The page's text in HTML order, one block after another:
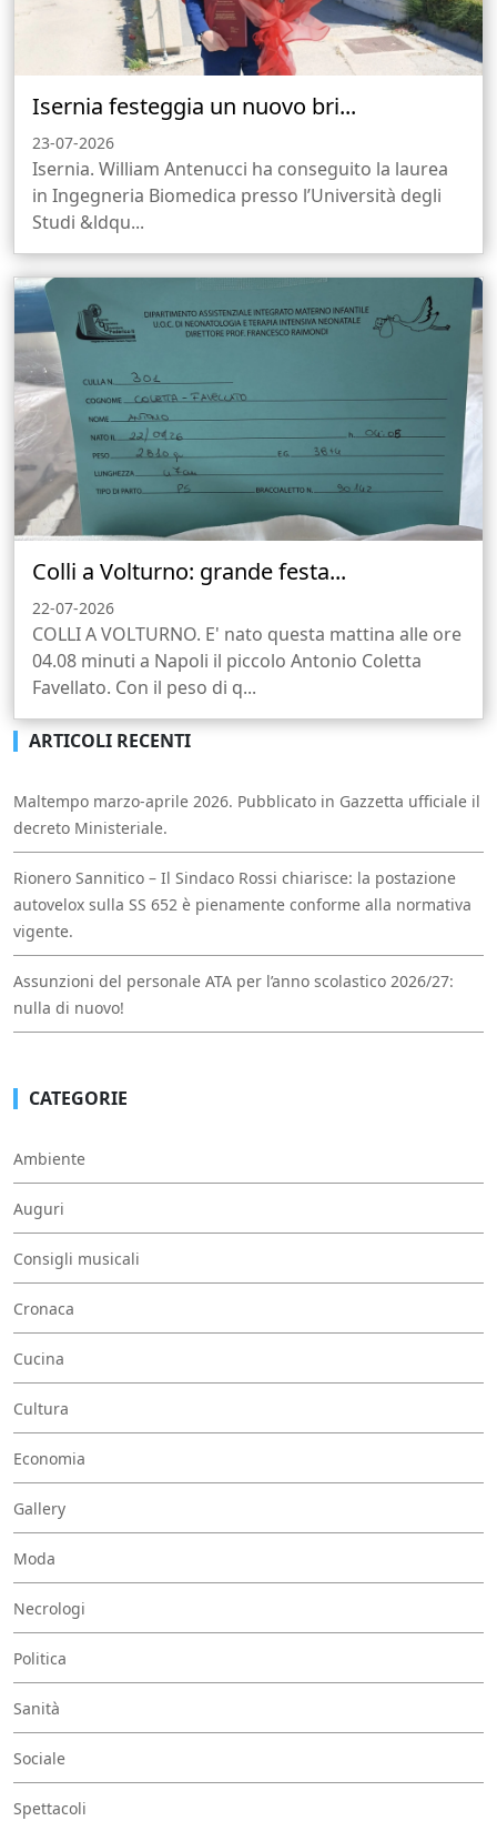
Isernia festeggia un nuovo bri...
23-07-2026
Isernia. William Antenucci ha conseguito la laurea
in Ingegneria Biomedica presso l’Università degli
Studi &ldqu...
Colli a Volturno: grande festa...
22-07-2026
COLLI A VOLTURNO. E' nato questa mattina alle ore
04.08 minuti a Napoli il piccolo Antonio Coletta
Favellato. Con il peso di q...
ARTICOLI RECENTI
Maltempo marzo-aprile 2026. Pubblicato in Gazzetta ufficiale il
decreto Ministeriale.
Rionero Sannitico – Il Sindaco Rossi chiarisce: la postazione
autovelox sulla SS 652 è pienamente conforme alla normativa
vigente.
Assunzioni del personale ATA per l’anno scolastico 2026/27:
nulla di nuovo!
CATEGORIE
Ambiente
Auguri
Consigli musicali
Cronaca
Cucina
Cultura
Economia
Gallery
Moda
Necrologi
Politica
Sanità
Sociale
Spettacoli